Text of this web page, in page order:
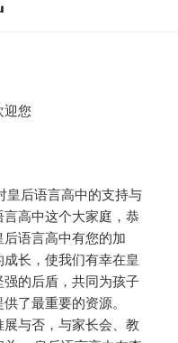
您
皇后语言高中的支持与
高中这个大家庭，恭
语言高中有您的加
长，使我们有幸在皇
的后盾，共同为孩子
了最重要的资源。
与否，与家长会、教